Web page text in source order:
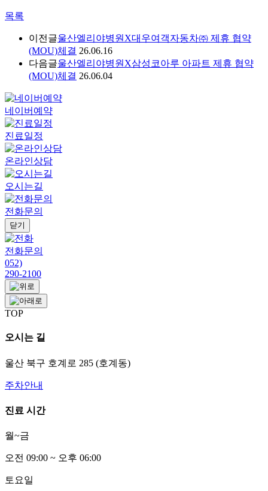
목록
이전글울산엘리야병원X대우여객자동차㈜ 제휴 협약
(MOU)체결 26.06.16
다음글울산엘리야병원X삼성코아루 아파트 제휴 협약
(MOU)체결 26.06.04
네이버예약
진료일정
온라인상담
오시는길
전화문의
닫기
전화문의
052)
290-2100
TOP
오시는 길
울산 북구 호계로 285 (호계동)
주차안내
진료 시간
월~금
오전 09:00 ~ 오후 06:00
토요일